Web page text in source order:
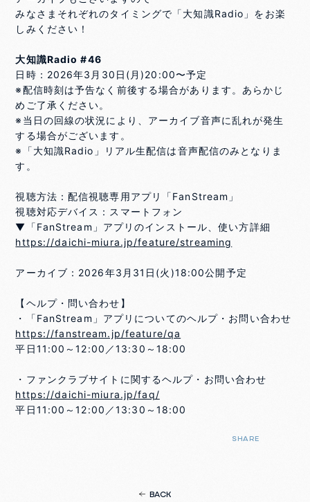
みなさまそれぞれのタイミングで「大知識Radio」をお楽
しみください！
大知識Radio #46
日時：2026年3月30日(月)20:00〜予定
※配信時刻は予告なく前後する場合があります。あらかじ
めご了承ください。
※当日の回線の状況により、アーカイブ音声に乱れが発生
する場合がございます。
※「大知識Radio」リアル生配信は音声配信のみとなりま
す。
視聴方法：配信視聴専用アプリ「FanStream」
視聴対応デバイス：スマートフォン
▼「FanStream」アプリのインストール、使い方詳細
https://daichi-miura.jp/feature/streaming
アーカイブ：2026年3月31日(火)18:00公開予定
【ヘルプ・問い合わせ】
・「FanStream」アプリについてのヘルプ・お問い合わせ
https://fanstream.jp/feature/qa
平日11:00～12:00／13:30～18:00
・ファンクラブサイトに関するヘルプ・お問い合わせ
https://daichi-miura.jp/faq/
平日11:00～12:00／13:30～18:00
SHARE
BACK